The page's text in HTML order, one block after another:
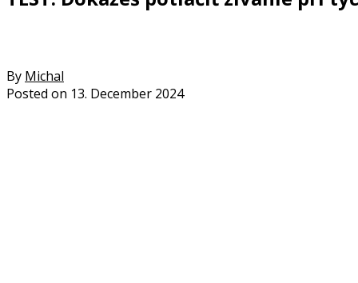
By Michal
Posted on 13. December 2024